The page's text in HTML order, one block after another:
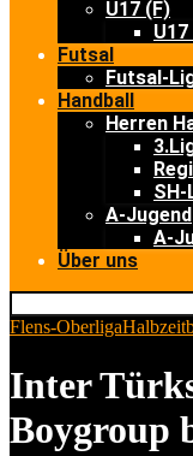
U17 (F)
Futsal
Futsal-
Handball
Herren
SH-
A-Jugend
A-
Über uns
Flens-Oberliga
Inter
Boygroup